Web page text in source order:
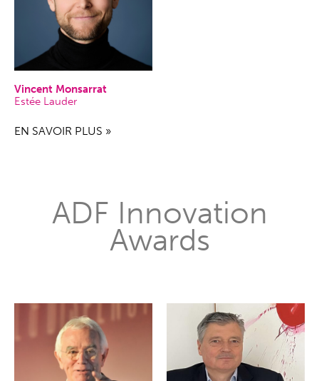
Vincent Monsarrat
Estée Lauder
EN SAVOIR PLUS »
ADF Innovation
Awards